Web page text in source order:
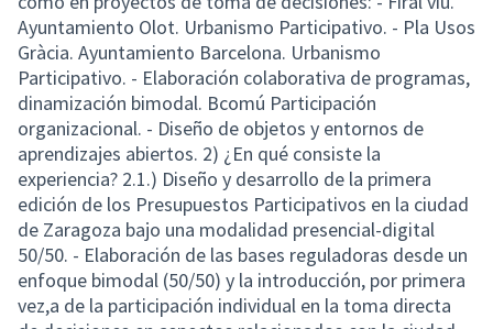
Ayuntamiento Olot. Urbanismo Participativo. - Pla Usos
Gràcia. Ayuntamiento Barcelona. Urbanismo
Participativo. - Elaboración colaborativa de programas,
dinamización bimodal. Bcomú Participación
organizacional. - Diseño de objetos y entornos de
aprendizajes abiertos. 2) ¿En qué consiste la
experiencia? 2.1.) Diseño y desarrollo de la primera
edición de los Presupuestos Participativos en la ciudad
de Zaragoza bajo una modalidad presencial-digital
50/50. - Elaboración de las bases reguladoras desde un
enfoque bimodal (50/50) y la introducción, por primera
vez,a de la participación individual en la toma directa